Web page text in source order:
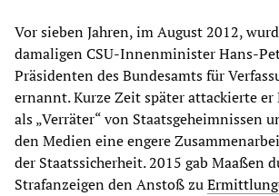
Vor sieben Jahren, im August 2012,
damaligen CSU-Innenminister Hans-
Präsidenten des Bundesamts für
ernannt. Kurze Zeit später attackierte er
als „Verräter“ von Staatsgeheimnissen
den Medien eine engere
der Staatssicherheit. 2015 gab Maaßen
Strafanzeigen den Anstoß zu